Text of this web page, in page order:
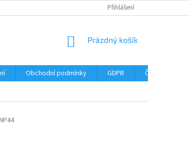
SERVIS TISKÁREN
Přihlášení
NÁKUPNÍ
Prázdný košík
Obchodní podmínky GDPR
Časté dotazy